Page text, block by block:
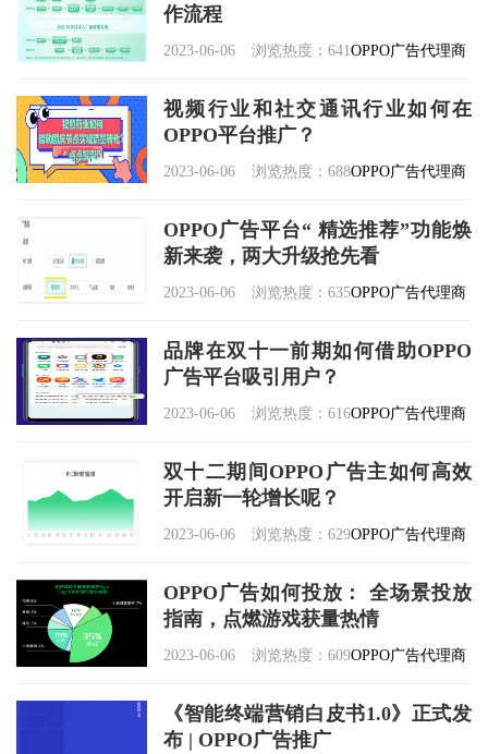
作流程
2023-06-06 浏览热度：641OPPO广告代理商
视频行业和社交通讯行业如何在
OPPO平台推广？
2023-06-06 浏览热度：688OPPO广告代理商
OPPO广告平台“ 精选推荐”功能焕
新来袭，两大升级抢先看
2023-06-06 浏览热度：635OPPO广告代理商
品牌在双十一前期如何借助OPPO
广告平台吸引用户？
2023-06-06 浏览热度：616OPPO广告代理商
双十二期间OPPO广告主如何高效
开启新一轮增长呢？
2023-06-06 浏览热度：629OPPO广告代理商
OPPO广告如何投放： 全场景投放
指南，点燃游戏获量热情
2023-06-06 浏览热度：609OPPO广告代理商
《智能终端营销白皮书1.0》正式发
布 | OPPO广告推广